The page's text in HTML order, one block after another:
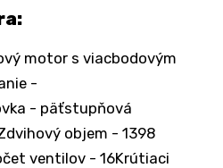
motor s viacbodovým
-
- päťstupňová
objem - 1398
ventilov - 16Krútiaci